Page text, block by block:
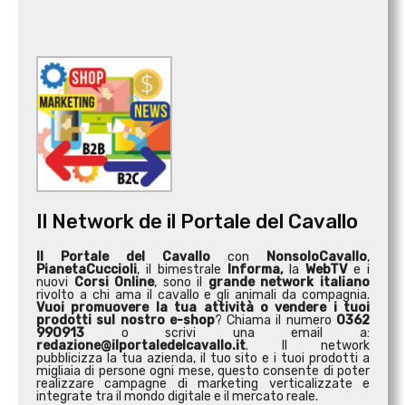
Il Network de il Portale del Cavallo
Il Portale del Cavallo con NonsoloCavallo,
PianetaCuccioli, il bimestrale Informa,laWebTVe i
nuovi Corsi Online, sono il grande network italiano
rivolto a chi ama il cavallo e gli animali da compagnia.
Vuoi promuovere la tua attività ovendere i tuoi
prodotti sul nostro e-shop? Chiama il numero 0362
990913 o scrivi una email a:
redazione@ilportaledelcavallo.it. Il network
pubblicizza la tua azienda, il tuo sito e i tuoi prodotti a
migliaia di persone ogni mese, questo consente di poter
realizzare campagne di marketing verticalizzate e
integrate tra il mondo digitale e il mercato reale.